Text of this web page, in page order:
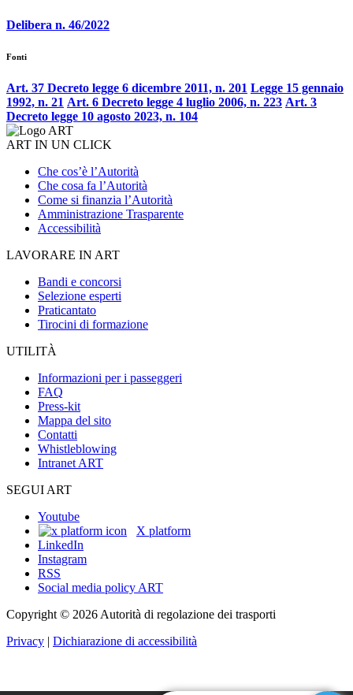
Delibera n. 46/2022
Fonti
Art. 37 Decreto legge 6 dicembre 2011, n. 201 Legge 15 gennaio
1992, n. 21 Art. 6 Decreto legge 4 luglio 2006, n. 223 Art. 3
Decreto legge 10 agosto 2023, n. 104
ART IN UN CLICK
Che cos’è l’Autorità
Che cosa fa l’Autorità
Come si finanzia l’Autorità
Amministrazione Trasparente
Accessibilità
LAVORARE IN ART
Bandi e concorsi
Selezione esperti
Praticantato
Tirocini di formazione
UTILITÀ
Informazioni per i passeggeri
FAQ
Press-kit
Mappa del sito
Contatti
Whistleblowing
Intranet ART
SEGUI ART
Youtube
X platform
LinkedIn
Instagram
RSS
Social media policy ART
Copyright © 2026 Autorità di regolazione dei trasporti
Privacy | Dichiarazione di accessibilità